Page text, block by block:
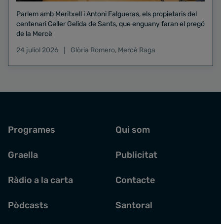
Parlem amb Meritxell i Antoni Falgueras, els propietaris del
centenari Celler Gelida de Sants, que enguany faran el pregó
de la Mercè
24 juliol 2026
Glòria Romero, Mercè Raga
Programes
Graella
Ràdio a la carta
Pòdcasts
Qui som
Publicitat
Contacte
Santoral